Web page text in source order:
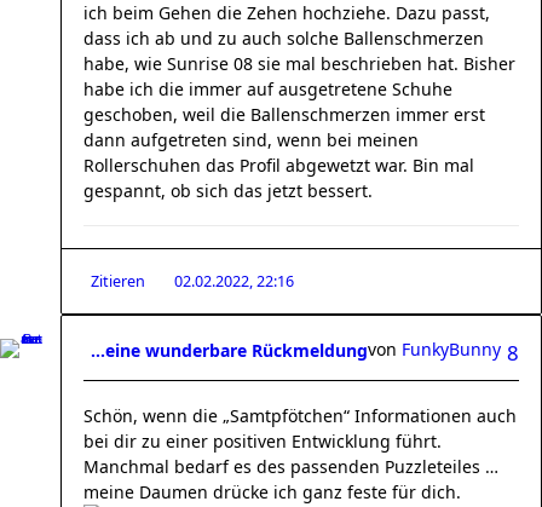
ich beim Gehen die Zehen hochziehe. Dazu passt,
dass ich ab und zu auch solche Ballenschmerzen
habe, wie Sunrise 08 sie mal beschrieben hat. Bisher
habe ich die immer auf ausgetretene Schuhe
geschoben, weil die Ballenschmerzen immer erst
dann aufgetreten sind, wenn bei meinen
Rollerschuhen das Profil abgewetzt war. Bin mal
gespannt, ob sich das jetzt bessert.
Zitieren 02.02.2022, 22:16
…eine wunderbare Rückmeldung 8
von FunkyBunny
Schön, wenn die „Samtpfötchen“ Informationen auch
bei dir zu einer positiven Entwicklung führt.
Manchmal bedarf es des passenden Puzzleteiles …
meine Daumen drücke ich ganz feste für dich.